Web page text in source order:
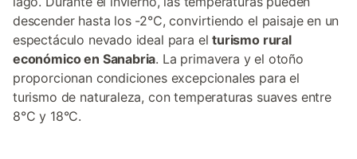
descender hasta los -2°C, convirtiendo el paisaje en un
espectáculo nevado ideal para elturismo rural
económico en Sanabria. La primavera y el otoño
proporcionan condiciones excepcionales para el
turismo de naturaleza, con temperaturas suaves entre
8°C y 18°C.